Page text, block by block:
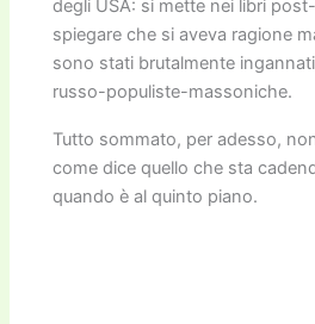
degli USA: si mette nei libri
spiegare che si aveva ragione
sono stati brutalmente
russo-populiste-massoniche.
Tutto sommato, per adesso,
come dice quello che sta
quando è al quinto piano.